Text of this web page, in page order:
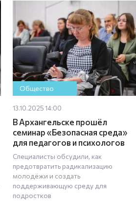
Общество
13.10.2025 14:00
В Архангельске прошёл
семинар «Безопасная среда»
для педагогов и психологов
Специалисты обсудили, как
предотвратить радикализацию
молодёжи и создать
поддерживающую среду для
подростков